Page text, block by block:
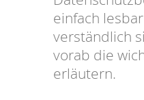
einfach
verständlich
vorab die
erläutern.